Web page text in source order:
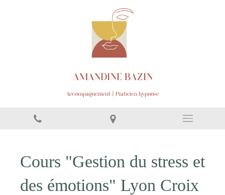
AMANDINE BAZIN
Accompagnement | Praticien hypnose
Cours "Gestion du stress et
des émotions" Lyon Croix